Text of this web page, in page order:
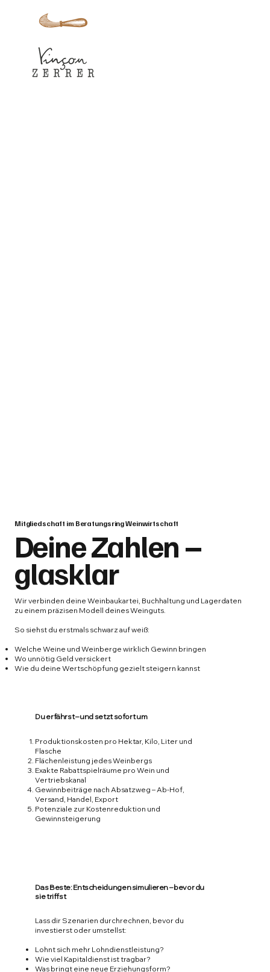
Mitgliedschaft im Beratungsring Weinwirtschaft
Deine Zahlen –
glasklar
Wir verbinden deine Weinbaukartei, Buchhaltung und Lagerdaten
zu einem präzisen Modell deines Weinguts.
So siehst du erstmals schwarz auf weiß:
Welche Weine und Weinberge wirklich Gewinn bringen
Wo unnötig Geld versickert
Wie du deine Wertschöpfung gezielt steigern kannst
Du erfährst – und setzt sofort um
Produktionskosten pro Hektar, Kilo, Liter und
Flasche
Flächenleistung jedes Weinbergs
Exakte Rabattspielräume pro Wein und
Vertriebskanal
Gewinnbeiträge nach Absatzweg – Ab-Hof,
Versand, Handel, Export
Potenziale zur Kostenreduktion und
Gewinnsteigerung
Das Beste: Entscheidungen simulieren – bevor du
sie triffst
Lass dir Szenarien durchrechnen, bevor du
investierst oder umstellst:
Lohnt sich mehr Lohndienstleistung?
Wie viel Kapitaldienst ist tragbar?
Was bringt eine neue Erziehungsform?